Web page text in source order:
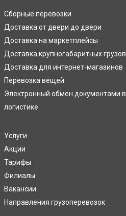
Сборные перевозки
Доставка от двери до двери
Доставка на маркетплейсы
Доставка крупногабаритных грузов
Доставка для интернет-магазинов
Перевозка вещей
Электронный обмен документами в
логистике
Услуги
Акции
Тарифы
Филиалы
Вакансии
Направления грузоперевозок